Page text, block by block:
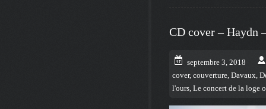
CD cover – Haydn
septembre 3, 2018
cover, couverture, Davaux,
l'ours, Le concert de la loge